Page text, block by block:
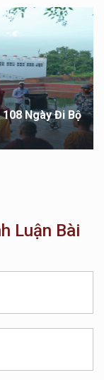
Ngày Đi Bộ
Luận Bài